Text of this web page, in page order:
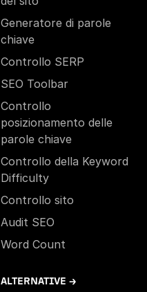
Generatore di parole
chiave
Controllo SERP
SEO Toolbar
Controllo
posizionamento delle
parole chiave
Controllo della Keyword
Difficulty
Controllo sito
Audit SEO
Word Count
ALTERNATIVE →